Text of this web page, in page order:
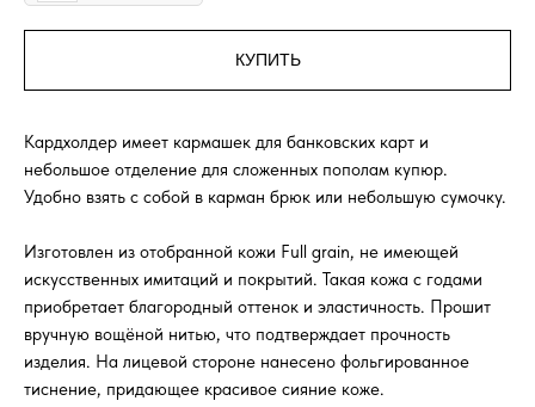
КУПИТЬ
Кардхолдер имеет кармашек для банковских карт и
небольшое отделение для сложенных пополам купюр.
Удобно взять с собой в карман брюк или небольшую сумочку.
Изготовлен из отобранной кожи Full grain, не имеющей
искусственных имитаций и покрытий. Такая кожа с годами
приобретает благородный оттенок и эластичность. Прошит
вручную вощёной нитью, что подтверждает прочность
изделия. На лицевой стороне нанесено фольгированное
тиснение, придающее красивое сияние коже.